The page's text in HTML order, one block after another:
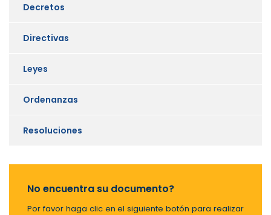
Decretos
Directivas
Leyes
Ordenanzas
Resoluciones
No encuentra su documento?
Por favor haga clic en el siguiente botón para realizar